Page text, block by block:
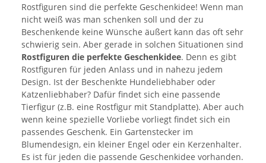
Rostfiguren sind die perfekte Geschenkidee! Wenn man
nicht weiß was man schenken soll und der zu
Beschenkende keine Wünsche äußert kann das oft sehr
schwierig sein. Aber gerade in solchen Situationen sind
Rostfiguren die perfekte Geschenkidee. Denn es gibt
Rostfiguren für jeden Anlass und in nahezu jedem
Design. Ist der Beschenkte Hundeliebhaber oder
Katzenliebhaber? Dafür findet sich eine passende
Tierfigur (z.B. eine Rostfigur mit Standplatte). Aber auch
wenn keine spezielle Vorliebe vorliegt findet sich ein
passendes Geschenk. Ein Gartenstecker im
Blumendesign, ein kleiner Engel oder ein Kerzenhalter.
Es ist für jeden die passende Geschenkidee vorhanden.